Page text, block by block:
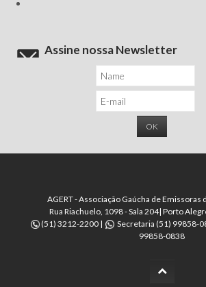
Assine nossa Newsletter
AGERT - Associação Gaúcha de Emissoras
Rua Riachuelo, 1098 - Sala 204| Porto
(51) 3212-2200 |
Secretaria (51) 99858-
99858-0838